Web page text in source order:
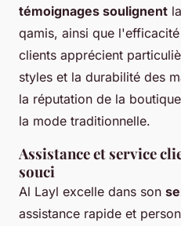
témoignages soulignent
qamis, ainsi que
clients apprécient
styles et la durabilité des
la réputation de la
la mode traditionnelle.
Assistance et service
souci
Al Layl excelle dans son
assistance rapide et